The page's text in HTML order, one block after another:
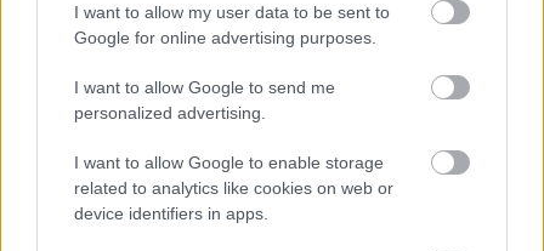
I want to allow my user data to be sent to
Google for online advertising purposes.
I want to allow Google to send me
personalized advertising.
I want to allow Google to enable storage
related to analytics like cookies on web or
device identifiers in apps.
épített magának, miközben sokan csak kívülről nézték,
hogyan költik el a pénzüket.